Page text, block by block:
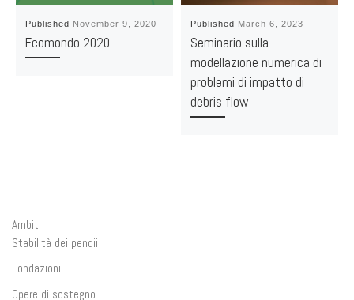
Published November 9, 2020
Ecomondo 2020
Published March 6, 2023
Seminario sulla
modellazione numerica di
problemi di impatto di
debris flow
Ambiti
Stabilità dei pendii
Fondazioni
Opere di sostegno